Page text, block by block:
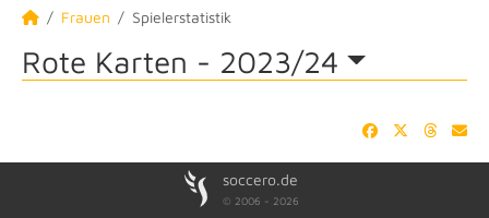
Frauen Spielerstatistik
Rote Karten - 2023/24
soccero.de
© 2006 - 2026